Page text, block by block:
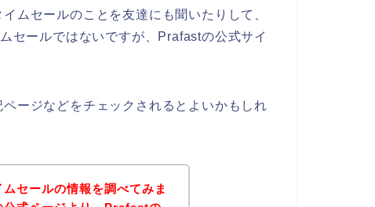
ムセールのことを友達にも聞いたりして、
セールではないですが、Prafastの公式サイ
ージなどをチェックされるとよいかもしれ
セールの情報を調べてみま